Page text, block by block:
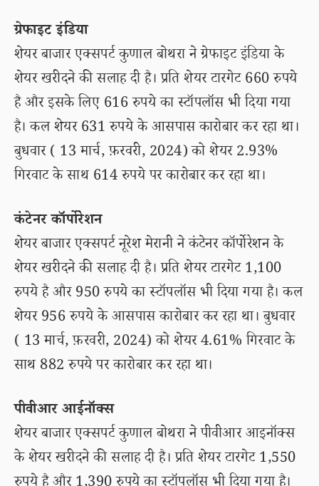
ग्रेफाइट इंडिया
शेयर बाजार एक्सपर्ट कुणाल बोथरा ने ग्रेफाइट इंडिया के
शेयर खरीदने की सलाह दी है। प्रति शेयर टारगेट 660 रुपये
है और इसके लिए 616 रुपये का स्टॉपलॉस भी दिया गया
है। कल शेयर 631 रुपये के आसपास कारोबार कर रहा था।
बुधवार ( 13 मार्च, फ़रवरी, 2024) को शेयर 2.93%
गिरवाट के साथ 614 रुपये पर कारोबार कर रहा था।
कंटेनर कॉर्पोरेशन
शेयर बाजार एक्सपर्ट नूरेश मेरानी ने कंटेनर कॉर्पोरेशन के
शेयर खरीदने की सलाह दी है। प्रति शेयर टारगेट 1,100
रुपये है और 950 रुपये का स्टॉपलॉस भी दिया गया है। कल
शेयर 956 रुपये के आसपास कारोबार कर रहा था। बुधवार
( 13 मार्च, फ़रवरी, 2024) को शेयर 4.61% गिरवाट के
साथ 882 रुपये पर कारोबार कर रहा था।
पीवीआर आईनॉक्स
शेयर बाजार एक्सपर्ट कुणाल बोथरा ने पीवीआर आइनॉक्स
के शेयर खरीदने की सलाह दी है। प्रति शेयर टारगेट 1,550